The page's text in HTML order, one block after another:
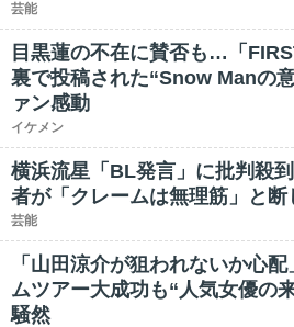
芸能
目黒蓮の不在に賛否も…「
裏で投稿された“Snow Manの
ァン感動
イケメン
横浜流星「BL発言」に批判殺
者が「クレームは無理筋」と断
芸能
「山田涼介が狙われないか心
ムツアー大成功も“人気女優の
騒然